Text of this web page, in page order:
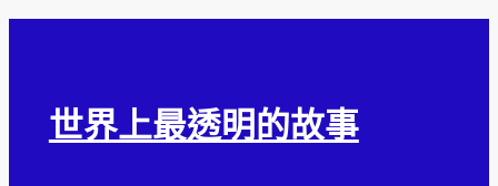
世界上最透明的故事